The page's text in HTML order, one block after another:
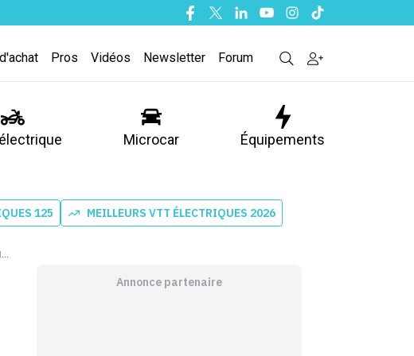
Facebook
TwitterLinkedinYoutubeInstagram
Tiktok
Pros Vidéos Newsletter Forum
Microcar Équipements
125 MEILLEURS VTT ÉLECTRIQUES 2026
Annonce partenaire